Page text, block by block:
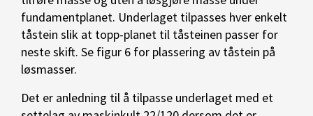
fundamentplanet. Underlaget tilpasses hver enkelt
tåstein slik at topp-planet til tåsteinen passer for
neste skift. Se figur 6 for plassering av tåstein på
løsmasser.
Det er anledning til å tilpasse underlaget med et